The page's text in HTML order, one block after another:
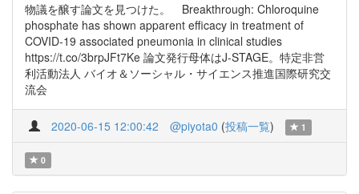
物議を醸す論文を見つけた。 Breakthrough: Chloroquine
phosphate has shown apparent efficacy in treatment of
COVID-19 associated pneumonia in clinical studies
https://t.co/3brpJFt7Ke 論文発行母体はJ-STAGE。特定非営
利活動法人 バイオ＆ソーシャル・サイエンス推進国際研究交
流会
2020-06-15 12:00:42 @piyota0 (投稿一覧) 1
0